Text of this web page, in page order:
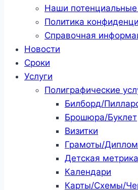
Наши
Политика
Справочная
Новости
Сроки
Услуги
Полиграфические
Билборд/
Брошюра/Буклет
Визитки
Грамоты/
Детская метрика
Календари
Карты/Схемы/